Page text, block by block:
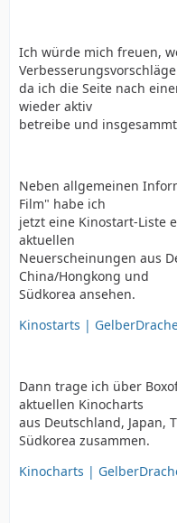
Ich würde mich freuen,
da ich die Seite nach
wieder aktiv
betreibe und
Neben allgemeinen
Film" habe ich
jetzt eine Kinostart-Liste
aktuellen
Neuerscheinungen aus
China/Hongkong und
Südkorea ansehen.
Kinostarts |
Dann trage ich über
aktuellen Kinocharts
aus Deutschland, Japan,
Südkorea zusammen.
Kinocharts |